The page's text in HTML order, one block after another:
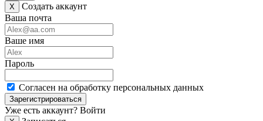
X
Создать аккаунт
Ваша почта
Ваше имя
Пароль
Согласен на обработку персональных данных
Зарегистрироваться
Уже есть аккаунт? Войти